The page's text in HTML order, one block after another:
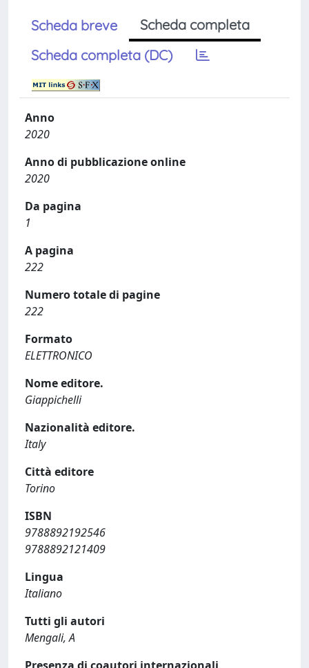
Scheda breve
Scheda completa
Scheda completa (DC)
Anno
2020
Anno di pubblicazione online
2020
Da pagina
1
A pagina
222
Numero totale di pagine
222
Formato
ELETTRONICO
Nome editore.
Giappichelli
Nazionalità editore.
Italy
Città editore
Torino
ISBN
9788892192546
9788892121409
Lingua
Italiano
Tutti gli autori
Mengali, A